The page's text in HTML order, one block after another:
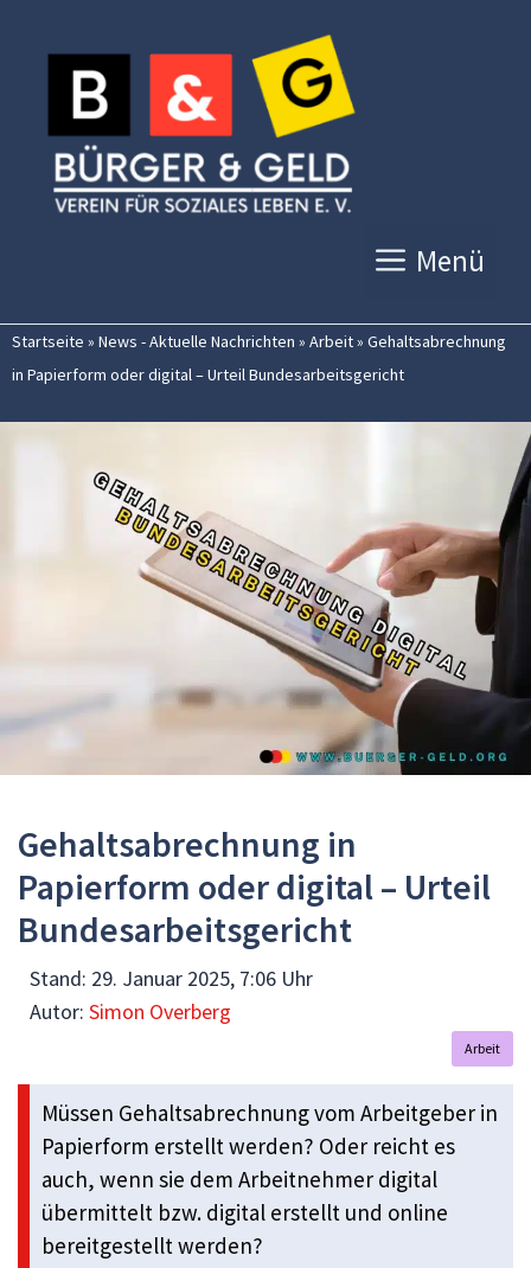
Inhalt
springen
Menü
Startseite » News - Aktuelle Nachrichten » Arbeit» Gehaltsabrechnung
in Papierform oder digital – Urteil Bundesarbeitsgericht
Gehaltsabrechnung in
Papierform oder digital – Urteil
Bundesarbeitsgericht
Stand: 29. Januar 2025, 7:06 Uhr
Autor: Simon Overberg
Arbeit
Müssen Gehaltsabrechnung vom Arbeitgeber in
Papierform erstellt werden? Oder reicht es
auch, wenn sie dem Arbeitnehmer digital
übermittelt bzw. digital erstellt und online
bereitgestellt werden?